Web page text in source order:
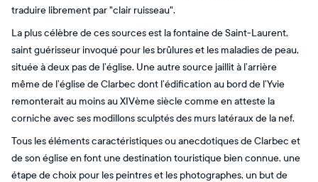
traduire librement par "clair ruisseau".
La plus célèbre de ces sources est la fontaine de Saint-Laurent,
saint guérisseur invoqué pour les brûlures et les maladies de peau,
située à deux pas de l’église. Une autre source jaillit à l’arrière
même de l’église de Clarbec dont l’édification au bord de l’Yvie
remonterait au moins au XIVème siècle comme en atteste la
corniche avec ses modillons sculptés des murs latéraux de la nef.
Tous les éléments caractéristiques ou anecdotiques de Clarbec et
de son église en font une destination touristique bien connue, une
étape de choix pour les peintres et les photographes, un but de